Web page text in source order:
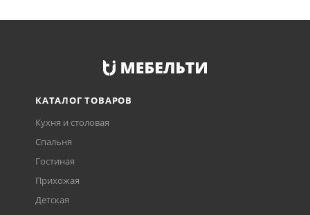
КАТАЛОГ ТОВАРОВ
Кухня и столовая
Спальня
Гостиная
Прихожая
Детская